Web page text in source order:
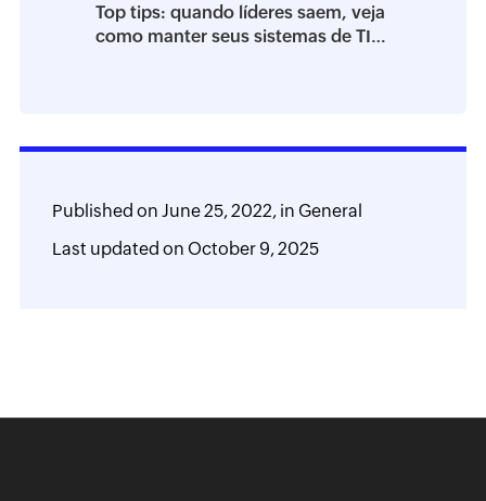
Top tips: quando líderes saem, veja
como manter seus sistemas de TI
Published on June 25, 2022,in General
Last updated on October 9, 2025